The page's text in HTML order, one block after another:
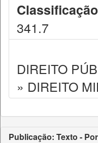
341.7
DIREITO
» DIREITO
Publicação: Texto -